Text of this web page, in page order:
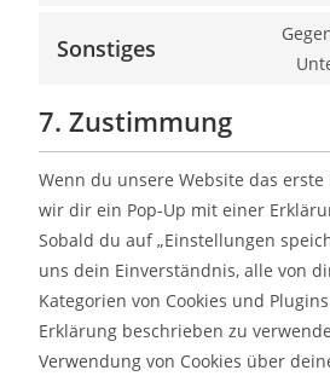
Sonstiges
7. Zustimmung
Wenn du unsere Website das
wir dir ein Pop-Up mit einer
Sobald du auf „Einstellungen
uns dein Einverständnis, alle von
Kategorien von Cookies und
Erklärung beschrieben zu
Verwendung von Cookies über